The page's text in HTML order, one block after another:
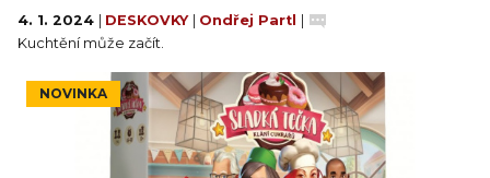
4. 1. 2024 DESKOVKY Ondřej Partl
Kuchtění může začít.
NOVINKA